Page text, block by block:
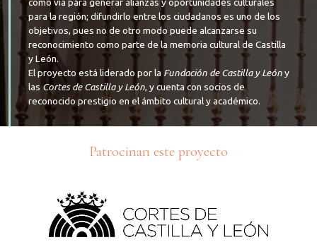
para la región; difundirlo entre los ciudadanos es uno de los
objetivos, pues no de otro modo puede alcanzarse su
reconocimiento como parte de la memoria cultural de Castilla
y León.
El proyecto está liderado por la Fundación de Castilla y Leóny
lasCortes de Castilla y León, y cuenta con socios de
reconocido prestigio en el ámbito cultural y académico.
Patrocinan este proyecto